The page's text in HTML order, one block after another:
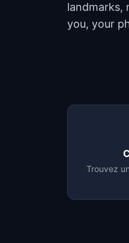
landmarks,
you, your
Trouvez